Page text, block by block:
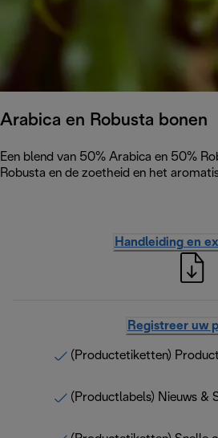
Arabica en Robusta bonen
Een blend van 50% Arabica en 50%
Robusta en de zoetheid en het
Handleiding en
Registreer uw
(Productetiketten)
(Productlabels) Nieuws &